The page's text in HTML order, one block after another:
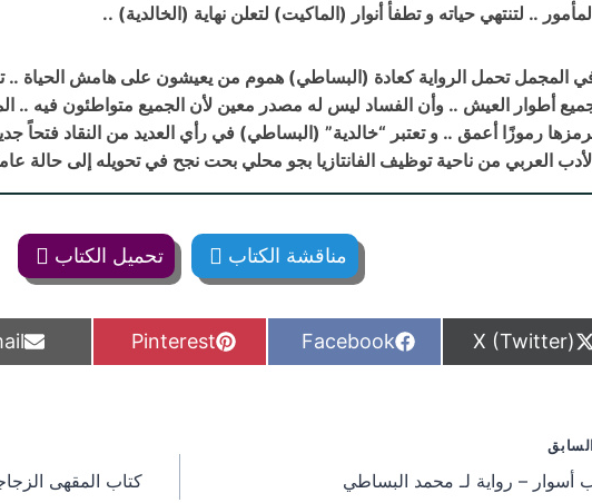
.. لتنتهي حياته و تطفأ أنوار (الماكيت) لتعلن نهاية (الخالدية) ..
المجمل تحمل الرواية كعادة (البساطي) هموم من يعيشون على هامش الحياة
أطوار العيش .. وأن الفساد ليس له مصدر معين لأن الجميع متواطئون فيه ..
رموزًا أعمق .. و تعتبر “خالدية” (البساطي) في رأي العديد من النقاد فتحاً
العربي من ناحية توظيف الفانتازيا بجو محلي بحت نجح في تحويله إلى حالة
مناقشة الكتاب تحميل الكتاب
S
h
o
n
X (Twitter)
S
h
Facebook
S
h
Pinterest
S
h
السابق
أسوار – رواية لـ محمد البساطي
كتاب المقهى